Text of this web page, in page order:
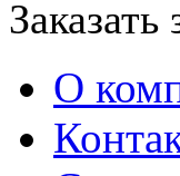
Заказать
О